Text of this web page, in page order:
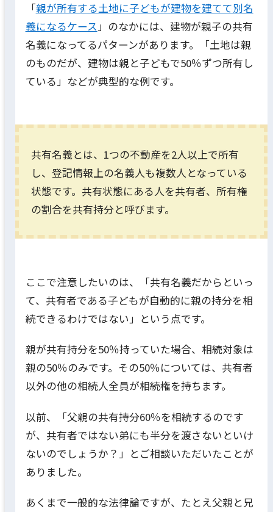
「親が所有する土地に子どもが建物を建てて別名
義になるケース」のなかには、建物が親子の共有
名義になってるパターンがあります。「土地は親
のものだが、建物は親と子どもで50％ずつ所有し
ている」などが典型的な例です。
共有名義とは、1つの不動産を2人以上で所有
し、登記情報上の名義人も複数人となっている
状態です。共有状態にある人を共有者、所有権
の割合を共有持分と呼びます。
ここで注意したいのは、「共有名義だからといっ
て、共有者である子どもが自動的に親の持分を相
続できるわけではない」という点です。
親が共有持分を50％持っていた場合、相続対象は
親の50％のみです。その50％については、共有者
以外の他の相続人全員が相続権を持ちます。
以前、「父親の共有持分60％を相続するのです
が、共有者ではない弟にも半分を渡さないといけ
ないのでしょうか？」とご相談いただいたことが
ありました。
あくまで一般的な法律論ですが、たとえ父親と兄